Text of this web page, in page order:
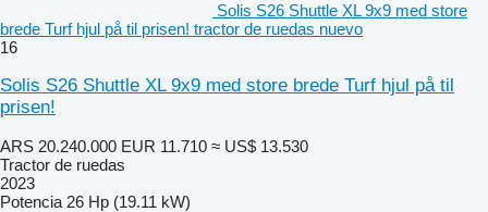
Solis S26 Shuttle XL 9x9 med store
brede Turf hjul på til prisen! tractor de ruedas nuevo
16
Solis S26 Shuttle XL 9x9 med store brede Turf hjul på til
prisen!
ARS 20.240.000 EUR 11.710 ≈ US$ 13.530
Tractor de ruedas
2023
Potencia 26 Hp (19.11 kW)